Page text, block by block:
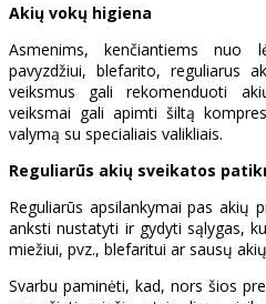
Akių vokų higiena
Asmenims, kenčiantiems nuo
pavyzdžiui, blefarito, reguliarus
veiksmus gali rekomenduoti
veiksmai gali apimti šiltą
valymą su specialiais valikliais.
Reguliarūs akių sveikatos
Reguliarūs apsilankymai pas akių
anksti nustatyti ir gydyti sąlygas,
miežiui, pvz., blefaritui ar sausų
Svarbu paminėti, kad, nors šios